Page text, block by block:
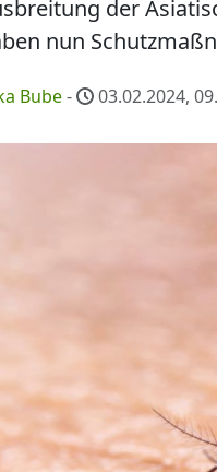
der
nun
Bube- 03.02.2024,